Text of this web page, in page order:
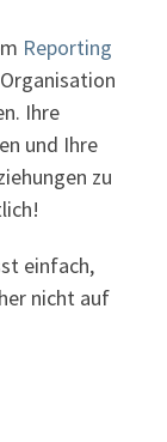
Reporting
Ihre
und Ihre
zu
einfach,
nicht auf